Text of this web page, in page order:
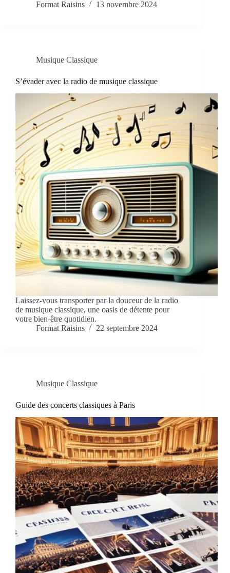
Format Raisins
13 novembre 2024
Musique Classique
S’évader avec la radio de musique classique
Laissez-vous transporter par la douceur de la radio
de musique classique, une oasis de détente pour
votre bien-être quotidien.
Format Raisins
22 septembre 2024
Musique Classique
Guide des concerts classiques à Paris